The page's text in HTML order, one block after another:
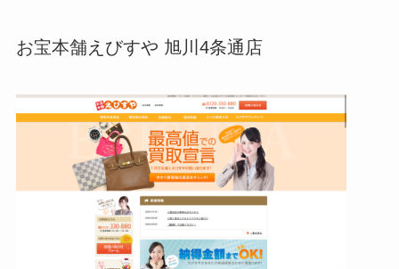
お宝本舗えびすや 旭川4条通店